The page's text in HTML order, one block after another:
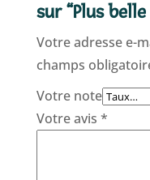
sur “Plus belle
Votre adresse e-
champs
Votre note
Votre avis *